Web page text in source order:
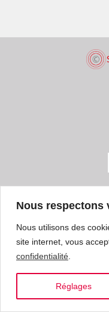
Nous respectons
Nous utilisons des
site internet, vous
confidentialité
Réglages